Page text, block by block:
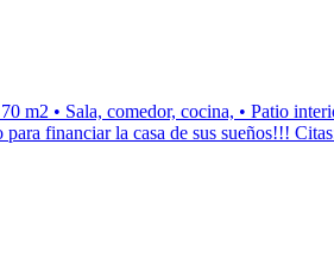
m2 • Sala, comedor, cocina, • Patio
financiar la casa de sus sueños!!!